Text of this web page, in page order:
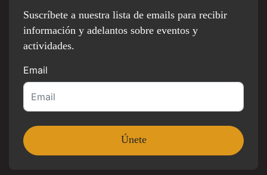
Suscríbete a nuestra lista de emails para recibir
información y adelantos sobre eventos y
actividades.
Email